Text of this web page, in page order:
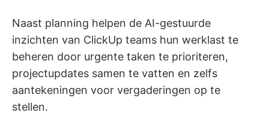
Naast planning helpen de AI-gestuurde
inzichten van ClickUp teams hun werklast te
beheren door urgente taken te prioriteren,
projectupdates samen te vatten en zelfs
aantekeningen voor vergaderingen op te
stellen.